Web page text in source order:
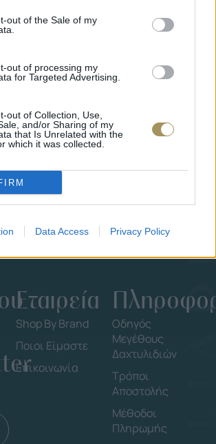
out of the Sale of my
out of processing my
for Targeted Advertising.
out of Collection, Use,
and/or Sharing of my
that Is Unrelated with the
which it was collected.
Data Access Privacy Policy
ΜΕ
Εταιρεία
Shop By Brand
Ποιοι Είμαστε
Επικοινωνία
Οδηγός
Μεγέθους
Δαχτυλιδιών
Τρόποι
Αποστολής
Μέθοδοι
Πληρωμής